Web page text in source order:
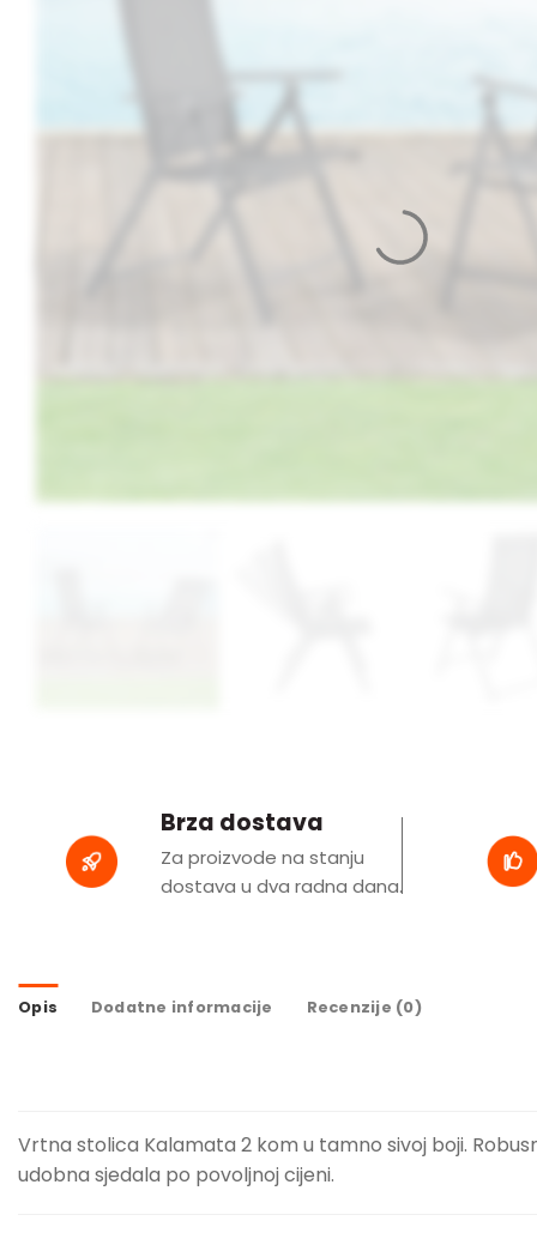
Brza dostava
Za proizvode na stanju
dostava u dva radna dana.
Opis Dodatne informacije Recenzije (0)
Vrtna stolica Kalamata 2 kom u tamno sivoj boji.
udobna sjedala po povoljnoj cijeni.